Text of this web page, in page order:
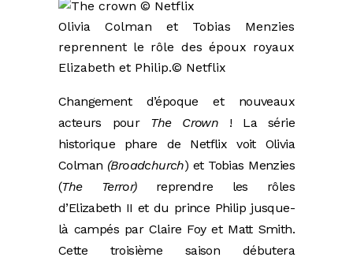
Olivia Colman et Tobias Menzies
reprennent le rôle des époux royaux
Elizabeth et Philip.© Netflix
Changement d’époque et nouveaux
acteurs pour The Crown ! La série
historique phare de Netflix voit Olivia
Colman (Broadchurch) et Tobias Menzies
(The Terror)reprendre les rôles
d’Elizabeth II et du prince Philip jusque-
là campés par Claire Foy et Matt Smith.
Cette troisième saison débutera